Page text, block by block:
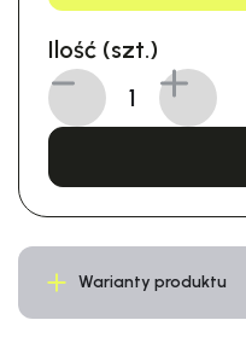
Ilość (szt.)
Warianty produktu